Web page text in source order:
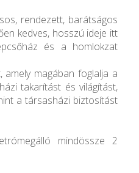
rendezett, barátságos
kedves, hosszú ideje itt
és a homlokzat
amely magában foglalja a
takarítást és világítást,
a társasházi biztosítást
mindössze 2